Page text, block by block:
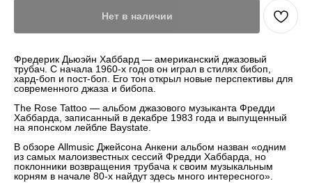
Нет в наличии
Фредерик Дьюэйн Хаббард — американский джазовый
трубач. С начала 1960-х годов он играл в стилях бибоп,
хард-боп и пост-боп. Его тон открыл новые перспективы для
современного джаза и бибопа.
The Rose Tattoo — альбом джазового музыканта Фредди
Хаббарда, записанный в декабре 1983 года и выпущенный
на японском лейбле Baystate.
В обзоре Allmusic Джейсона Анкени альбом назван «одним
из самых малоизвестных сессий Фредди Хаббарда, но
поклонники возвращения трубача к своим музыкальным
корням в начале 80-х найдут здесь много интересного».